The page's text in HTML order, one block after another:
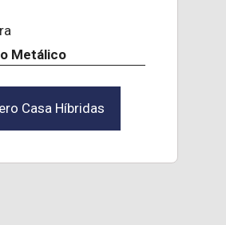
Metálico
Casa Híbridas